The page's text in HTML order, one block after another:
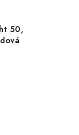
50,